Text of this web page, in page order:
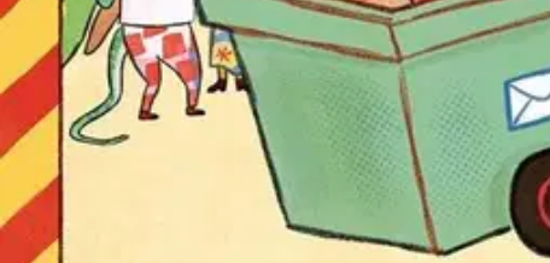
Ohjeet
Ensitilaajan pikaopas
Myymälänouto
Palautukset
Reklamaatio
Takuu ja huolto
Toimitustavat
Maksutavat
Asennuspalvelut
Käyttöehdot
Tietosuojakäytäntö